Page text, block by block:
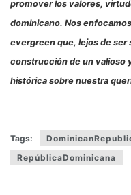
promover los valores,
dominicano. Nos
evergreen que, lejos de ser
construcción de un valioso
histórica sobre nuestra
Tags:
RepúblicaDominicana